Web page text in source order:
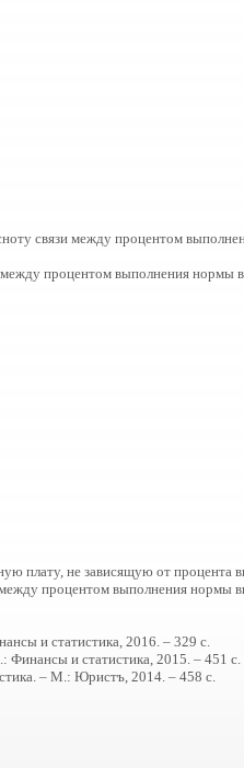
связи между процентом
процентом выполнения нормы
плату, не зависящую от процента
процентом выполнения нормы
и статистика, 2016. – 329 с.
и статистика, 2015. – 451 с.
– М.: Юристъ, 2014. – 458 с.